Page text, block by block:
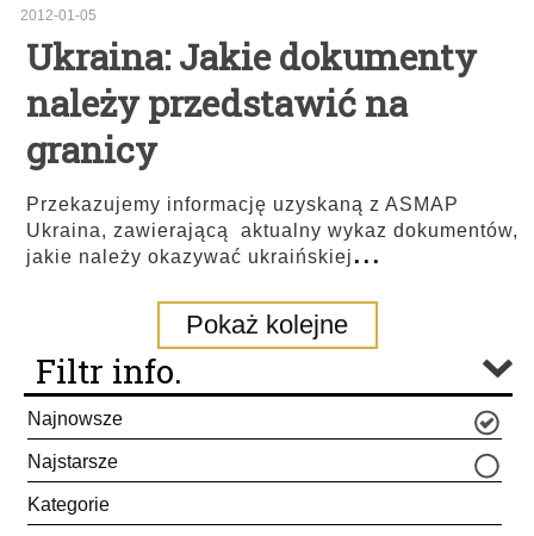
2012-01-05
Ukraina: Jakie dokumenty
należy przedstawić na
granicy
Przekazujemy informację uzyskaną z ASMAP
Ukraina, zawierającą aktualny wykaz dokumentów,
jakie należy okazywać ukraińskiej ...
Pokaż kolejne
Filtr info.
Najnowsze
Najstarsze
Kategorie